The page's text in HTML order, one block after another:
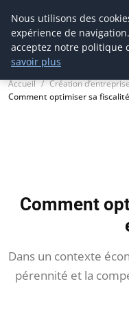
Aecme
Accueil
Création
Comment optimiser sa
Comment
Dans un contexte
pérennité et la
Nous utilisons des
expérience de
acceptez notre politique
savoir plus